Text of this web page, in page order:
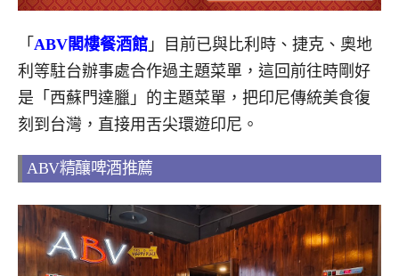
「 ABV閣樓餐酒館 」目前已與比利時、捷克、奧地
利等駐台辦事處合作過主題菜單，這回前往時剛好
是「西蘇門達臘」的主題菜單，把印尼傳統美食復
刻到台灣，直接用舌尖環遊印尼。
ABV精釀啤酒推薦